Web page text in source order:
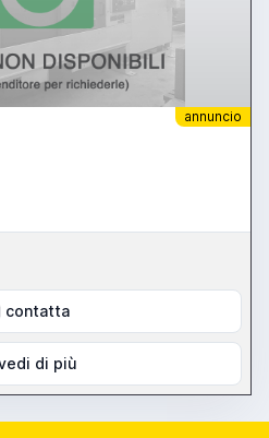
annuncio
contatta
di più